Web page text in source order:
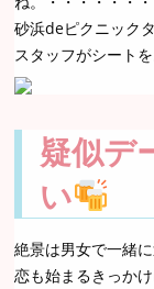
砂浜deピクニック
スタッフがシートを
疑似デ
い
絶景は男女で一緒
恋も始まるきっか